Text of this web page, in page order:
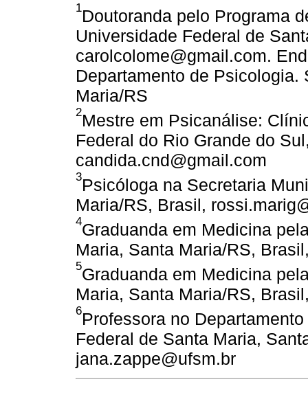
1Doutoranda pelo Programa
Universidade Federal de
carolcolome@gmail.com.
Departamento de
Maria/RS
2Mestre em Psicanálise:
Federal do Rio Grande do
candida.cnd@gmail.com
3Psicóloga na Secretaria
Maria/RS, Brasil,
4Graduanda em Medicina
Maria, Santa Maria/RS,
5Graduanda em Medicina
Maria, Santa Maria/RS,
6Professora no
Federal de Santa Maria,
jana.zappe@ufsm.br